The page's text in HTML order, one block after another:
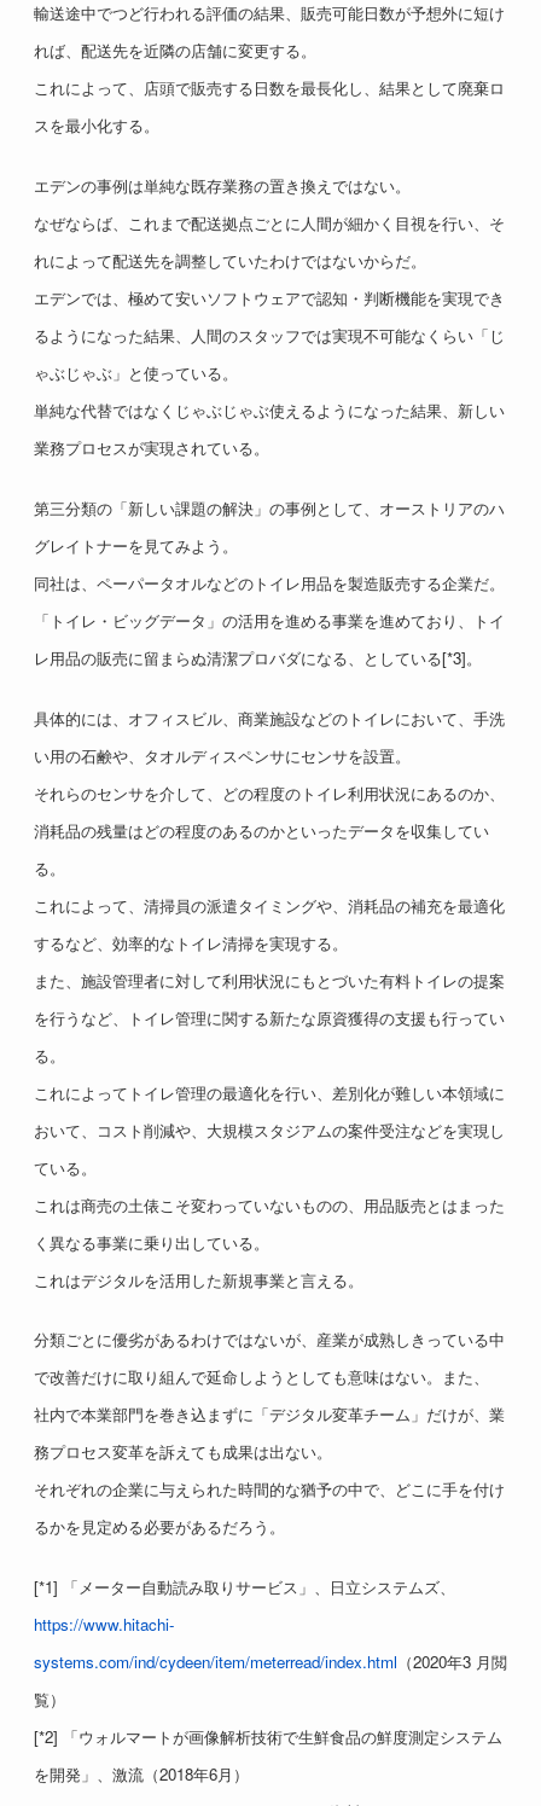
輸送途中でつど行われる評価の結果、販売可能日数が予想外に短け
れば、配送先を近隣の店舗に変更する。
これによって、店頭で販売する日数を最長化し、結果として廃棄ロ
スを最小化する。
エデンの事例は単純な既存業務の置き換えではない。
なぜならば、これまで配送拠点ごとに人間が細かく目視を行い、そ
れによって配送先を調整していたわけではないからだ。
エデンでは、極めて安いソフトウェアで認知・判断機能を実現でき
るようになった結果、人間のスタッフでは実現不可能なくらい「じ
ゃぶじゃぶ」と使っている。
単純な代替ではなくじゃぶじゃぶ使えるようになった結果、新しい
業務プロセスが実現されている。
第三分類の「新しい課題の解決」の事例として、オーストリアのハ
グレイトナーを見てみよう。
同社は、ペーパータオルなどのトイレ用品を製造販売する企業だ。
「トイレ・ビッグデータ」の活用を進める事業を進めており、トイ
レ用品の販売に留まらぬ清潔プロバダになる、としている[*3]。
具体的には、オフィスビル、商業施設などのトイレにおいて、手洗
い用の石鹸や、タオルディスペンサにセンサを設置。
それらのセンサを介して、どの程度のトイレ利用状況にあるのか、
消耗品の残量はどの程度のあるのかといったデータを収集してい
る。
これによって、清掃員の派遣タイミングや、消耗品の補充を最適化
するなど、効率的なトイレ清掃を実現する。
また、施設管理者に対して利用状況にもとづいた有料トイレの提案
を行うなど、トイレ管理に関する新たな原資獲得の支援も行ってい
る。
これによってトイレ管理の最適化を行い、差別化が難しい本領域に
おいて、コスト削減や、大規模スタジアムの案件受注などを実現し
ている。
これは商売の土俵こそ変わっていないものの、用品販売とはまった
く異なる事業に乗り出している。
これはデジタルを活用した新規事業と言える。
分類ごとに優劣があるわけではないが、産業が成熟しきっている中
で改善だけに取り組んで延命しようとしても意味はない。また、
社内で本業部門を巻き込まずに「デジタル変革チーム」だけが、業
務プロセス変革を訴えても成果は出ない。
それぞれの企業に与えられた時間的な猶予の中で、どこに手を付け
るかを見定める必要があるだろう。
[*1] 「メーター自動読み取りサービス」、日立システムズ、
https://www.hitachi-
systems.com/ind/cydeen/item/meterread/index.html （2020年3 月閲
覧）
[*2] 「ウォルマートが画像解析技術で生鮮食品の鮮度測定システム
を開発」、激流（2018年6月）